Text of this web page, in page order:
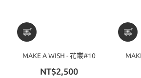
MAKE A WISH - 花叢#10
NT$2,500